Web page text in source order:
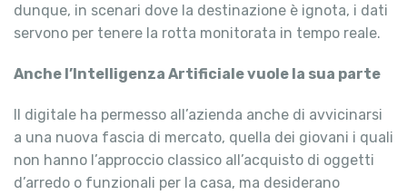
dunque, in scenari dove la destinazione è ignota, i dati
servono per tenere la rotta monitorata in tempo reale.
Anche l’Intelligenza Artificiale vuole la sua parte
Il digitale ha permesso all’azienda anche di avvicinarsi
a una nuova fascia di mercato, quella dei giovani i quali
non hanno l’approccio classico all’acquisto di oggetti
d’arredo o funzionali per la casa, ma desiderano